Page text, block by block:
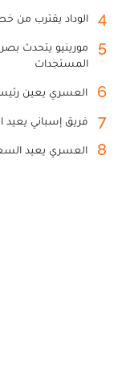
4 الوداد يقترب من
5
مورينيو يتحدث
المستجدات
6 العسري يعين رئيسا
7 فريق إسباني يعيد
8 العسري يعيد